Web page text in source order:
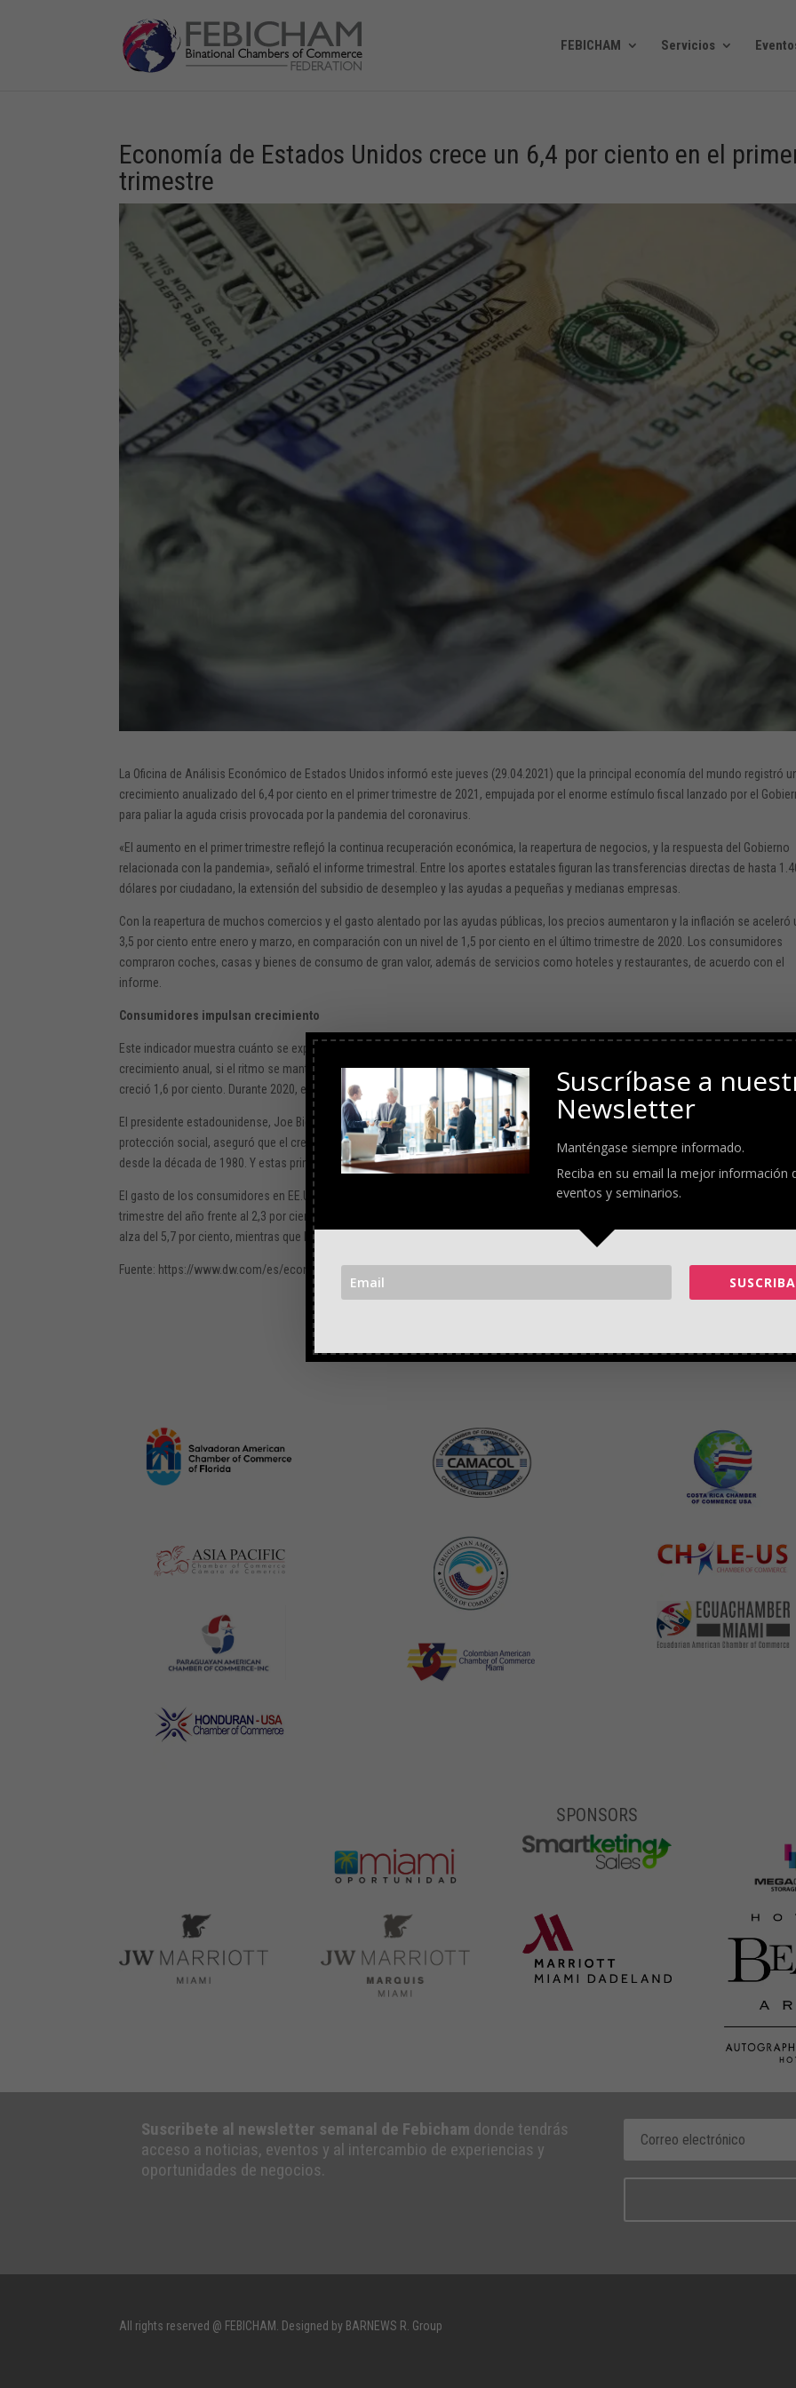
FEBICHAM Servicios
Economía de Estados Unidos crece un 6,4 por ciento en el
trimestre
La Oficina de Análisis Económico de Estados Unidos informó este jueves (29.04.2021) que la principal economía del mundo registró
crecimiento anualizado del 6,4 por ciento en el primer trimestre de 2021, empujada por el enorme estímulo fiscal lanzado por el
para paliar la aguda crisis provocada por la pandemia del coronavirus.
«El aumento en el primer trimestre reflejó la continua recuperación económica, la reapertura de negocios, y la respuesta del Gobierno
relacionada con la pandemia», señaló el informe trimestral. Entre los aportes estatales figuran las transferencias directas de hasta
dólares por ciudadano, la extensión del subsidio de desempleo y las ayudas a pequeñas y medianas empresas.
Con la reapertura de muchos comercios y el gasto alentado por las ayudas públicas, los precios aumentaron y la inflación se aceleró
3,5 por ciento entre enero y marzo, en comparación con un nivel de 1,5 por ciento en el último trimestre de 2020. Los consumidores
compraron coches, casas y bienes de consumo de gran valor, además de servicios como hoteles y restaurantes, de acuerdo con el
informe.
Consumidores impulsan crecimiento
Este indicador muestra cuánto se expandiría la economía si esta tasa se mantuviera durante un año, lo que permite anticipar un
crecimiento anual, si el ritmo se mantiene. Pero otras economías comparan un trimestre con el anterior y según esta medición el PIB
creció 1,6 por ciento. Durante 2020, el producto interno bruto estadounidense se contrajo un 3,5 por ciento.
El presidente estadounidense, Joe Biden, que propuso un multimillonario plan de inversión en infraestructuras y en programas de
protección social, aseguró que el crecimiento de EE.UU. en 2021 podría superar el 6 por ciento anual, algo que no ha sucedido en el
desde la década de 1980. Y estas primeras cifras parecen darle la razón.
El gasto de los consumidores en EE.UU., que supone dos tercios de la actividad económica del país, subió un 10,7 por ciento en el
trimestre del año frente al 2,3 por ciento registrado en el periodo anterior. Asimismo, las importaciones continuaron su ascenso, con
alza del 5,7 por ciento, mientras que las exportaciones bajaron un 1,1 por ciento.
Fuente: https://www.dw.com/es/econom%C3%ADa-de-estados-unidos-crece-un-64-por-ciento-en-el-primer-trimestre/a-57380841
SPONSORS
Suscribete al newsletter semanal de Febicham donde tendrás
acceso a noticias, eventos y al intercambio de experiencias y
oportunidades de negocios.
All rights reserved @ FEBICHAM. Designed by BARNEWS R. Group
Suscríbase a
Newsletter
Manténgase siempre informado.
Reciba en su email la mejor información
eventos y seminarios.